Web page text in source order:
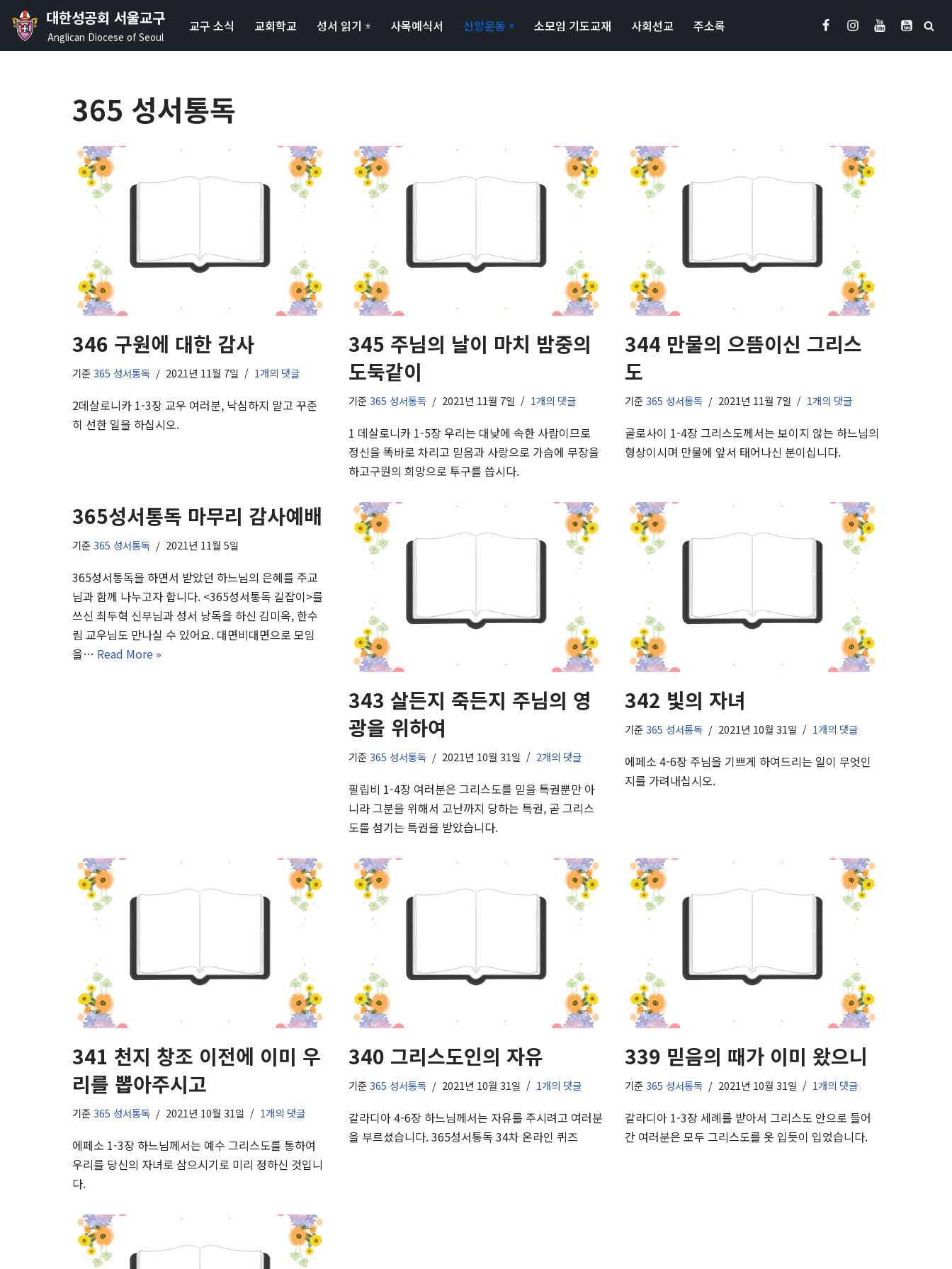
콘
대한성공회 서울교구
Anglican Diocese of Seoul
교구 소식 교회학교 성서 읽기 사목예식서 신앙운동 소모임 기도교재 사회선교 주소록
365 성서통독
346 구원에 대한 감사
기준365 성서통독 2021년 11월 7일 1개의 댓글
2데살로니카 1-3장 교우 여러분, 낙심하지 말고 꾸준
히 선한 일을 하십시오.
345 주님의 날이 마치 밤중의
도둑같이
기준365 성서통독 2021년 11월 7일 1개의 댓글
1 데살로니카 1-5장 우리는 대낮에 속한 사람이므로
정신을 똑바로 차리고 믿음과 사랑으로 가슴에 무장을
하고구원의 희망으로 투구를 씁시다.
344 만물의 으뜸이신 그리스
도
기준365 성서통독 2021년 11월 7일 1개의 댓글
골로사이 1-4장 그리스도께서는 보이지 않는 하느님의
형상이시며 만물에 앞서 태어나신 분이십니다.
365성서통독 마무리 감사예배
기준365 성서통독 2021년 11월 5일
365성서통독을 하면서 받았던 하느님의 은혜를 주교
님과 함께 나누고자 합니다. <365성서통독 길잡이>를
쓰신 최두혁 신부님과 성서 낭독을 하신 김미옥, 한수
림 교우님도 만나실 수 있어요. 대면비대면으로 모임
을… Read More »
343 살든지 죽든지 주님의 영
광을 위하여
기준365 성서통독 2021년 10월 31일 2개의 댓글
필립비 1-4장 여러분은 그리스도를 믿을 특권뿐만 아
니라 그분을 위해서 고난까지 당하는 특권, 곧 그리스
도를 섬기는 특권을 받았습니다.
342 빛의 자녀
기준365 성서통독 2021년 10월 31일 1개의 댓글
에페소 4-6장 주님을 기쁘게 하여드리는 일이 무엇인
지를 가려내십시오.
341 천지 창조 이전에 이미 우
리를 뽑아주시고
기준365 성서통독 2021년 10월 31일 1개의 댓글
에페소 1-3장 하느님께서는 예수 그리스도를 통하여
우리를 당신의 자녀로 삼으시기로 미리 정하신 것입니
다.
340 그리스도인의 자유
기준365 성서통독 2021년 10월 31일 1개의 댓글
갈라디아 4-6장 하느님께서는 자유를 주시려고 여러분
을 부르셨습니다. 365성서통독 34차 온라인 퀴즈
339 믿음의 때가 이미 왔으니
기준365 성서통독 2021년 10월 31일 1개의 댓글
갈라디아 1-3장 세례를 받아서 그리스도 안으로 들어
간 여러분은 모두 그리스도를 옷 입듯이 입었습니다.